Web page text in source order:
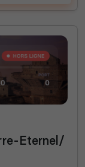
Eternel/